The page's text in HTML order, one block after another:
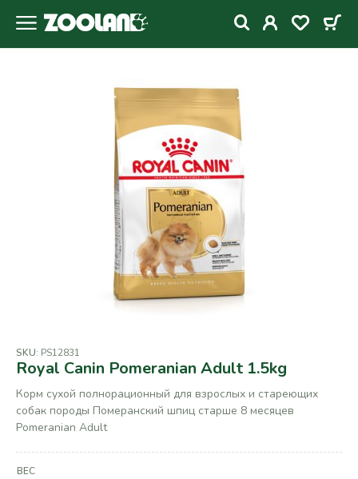
SKU: PS12831
Royal Canin Pomeranian Adult 1.5kg
Корм сухой полнорационный для взрослых и стареющих
собак породы Померанский шпиц старше 8 месяцев
Pomeranian Adult
ВЕС